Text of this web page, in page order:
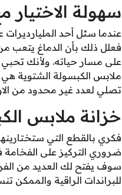
سهولة الاختيار
عندما سئل أحد
فعلل ذلك بأن الدماغ يتعب
على مسار حياته. ولأنك
ملابس الكبسولة الشتوية
تصلي لعدد غير محدود من
خزانة ملابس
فكري بالقطع التي
ضروري التركيز على الفخامة
سوف يفتح لك العديد من
للبراندات الراقية